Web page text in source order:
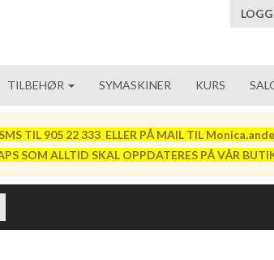
TILBEHØR SYMASKINER KURS
TIL 905 22 333 ELLER PÅ MAIL TIL
SOM ALLTID SKAL OPPDATERES PÅ VÅR